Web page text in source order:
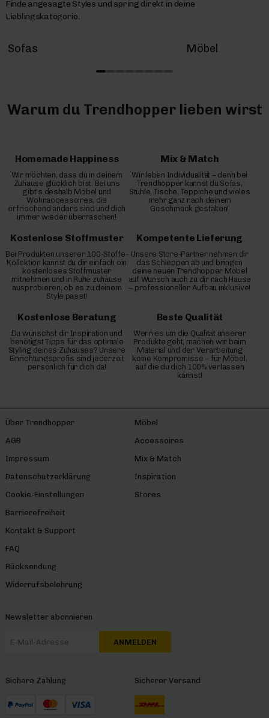
Finde angesagte Styles und spring direkt in deine
Lieblingskategorie.
Sofas Möbel
Warum du Trendhopper lieben wirst
Homemade Happiness
Wir möchten, dass du in deinem
Zuhause glücklich bist. Bei uns
gibt's deshalb Möbel und
Wohnaccessoires, die
erfrischend anders sind und dich
immer wieder überraschen!
Mix & Match
Wir leben Individualität – denn bei
Trendhopper kannst du Sofas,
Stühle, Tische, Teppiche und vieles
mehr ganz nach deinem
Geschmack gestalten!
Kostenlose Stoffmuster
Bei Produkten unserer 100-Stoffe-
Kollektion kannst du dir einfach ein
kostenloses Stoffmuster
mitnehmen und in Ruhe zuhause
ausprobieren, ob es zu deinem
Style passt!
Kompetente Lieferung
Unsere Store-Partner nehmen dir
das Schleppen ab und bringen
deine neuen Trendhopper Möbel
auf Wunsch auch zu dir nach Hause
– professioneller Aufbau inklusive!
Kostenlose Beratung
Du wünschst dir Inspiration und
benötigst Tipps für das optimale
Styling deines Zuhauses? Unsere
Einrichtungsprofis sind jederzeit
persönlich für dich da!
Beste Qualität
Wenn es um die Qualität unserer
Produkte geht, machen wir beim
Material und der Verarbeitung
keine Kompromisse – für Möbel,
auf die du dich 100% verlassen
kannst!
Über Trendhopper
AGB
Impressum
Datenschutzerklärung
Cookie-Einstellungen
Barrierefreiheit
Kontakt & Support
FAQ
Rücksendung
Widerrufsbelehrung
Möbel
Accessoires
Mix & Match
Inspiration
Stores
Newsletter abonnieren
ANMELDEN
Sichere Zahlung Sicherer Versand